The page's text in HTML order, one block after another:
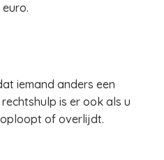
iemand anders een
is er ook als u
of overlijdt.